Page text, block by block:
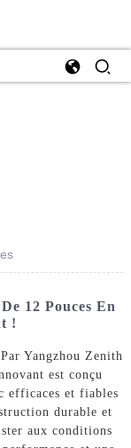
12 Pouces En
!
Par Yangzhou Zenith
est conçu
efficaces et fiables
durable et
aux conditions